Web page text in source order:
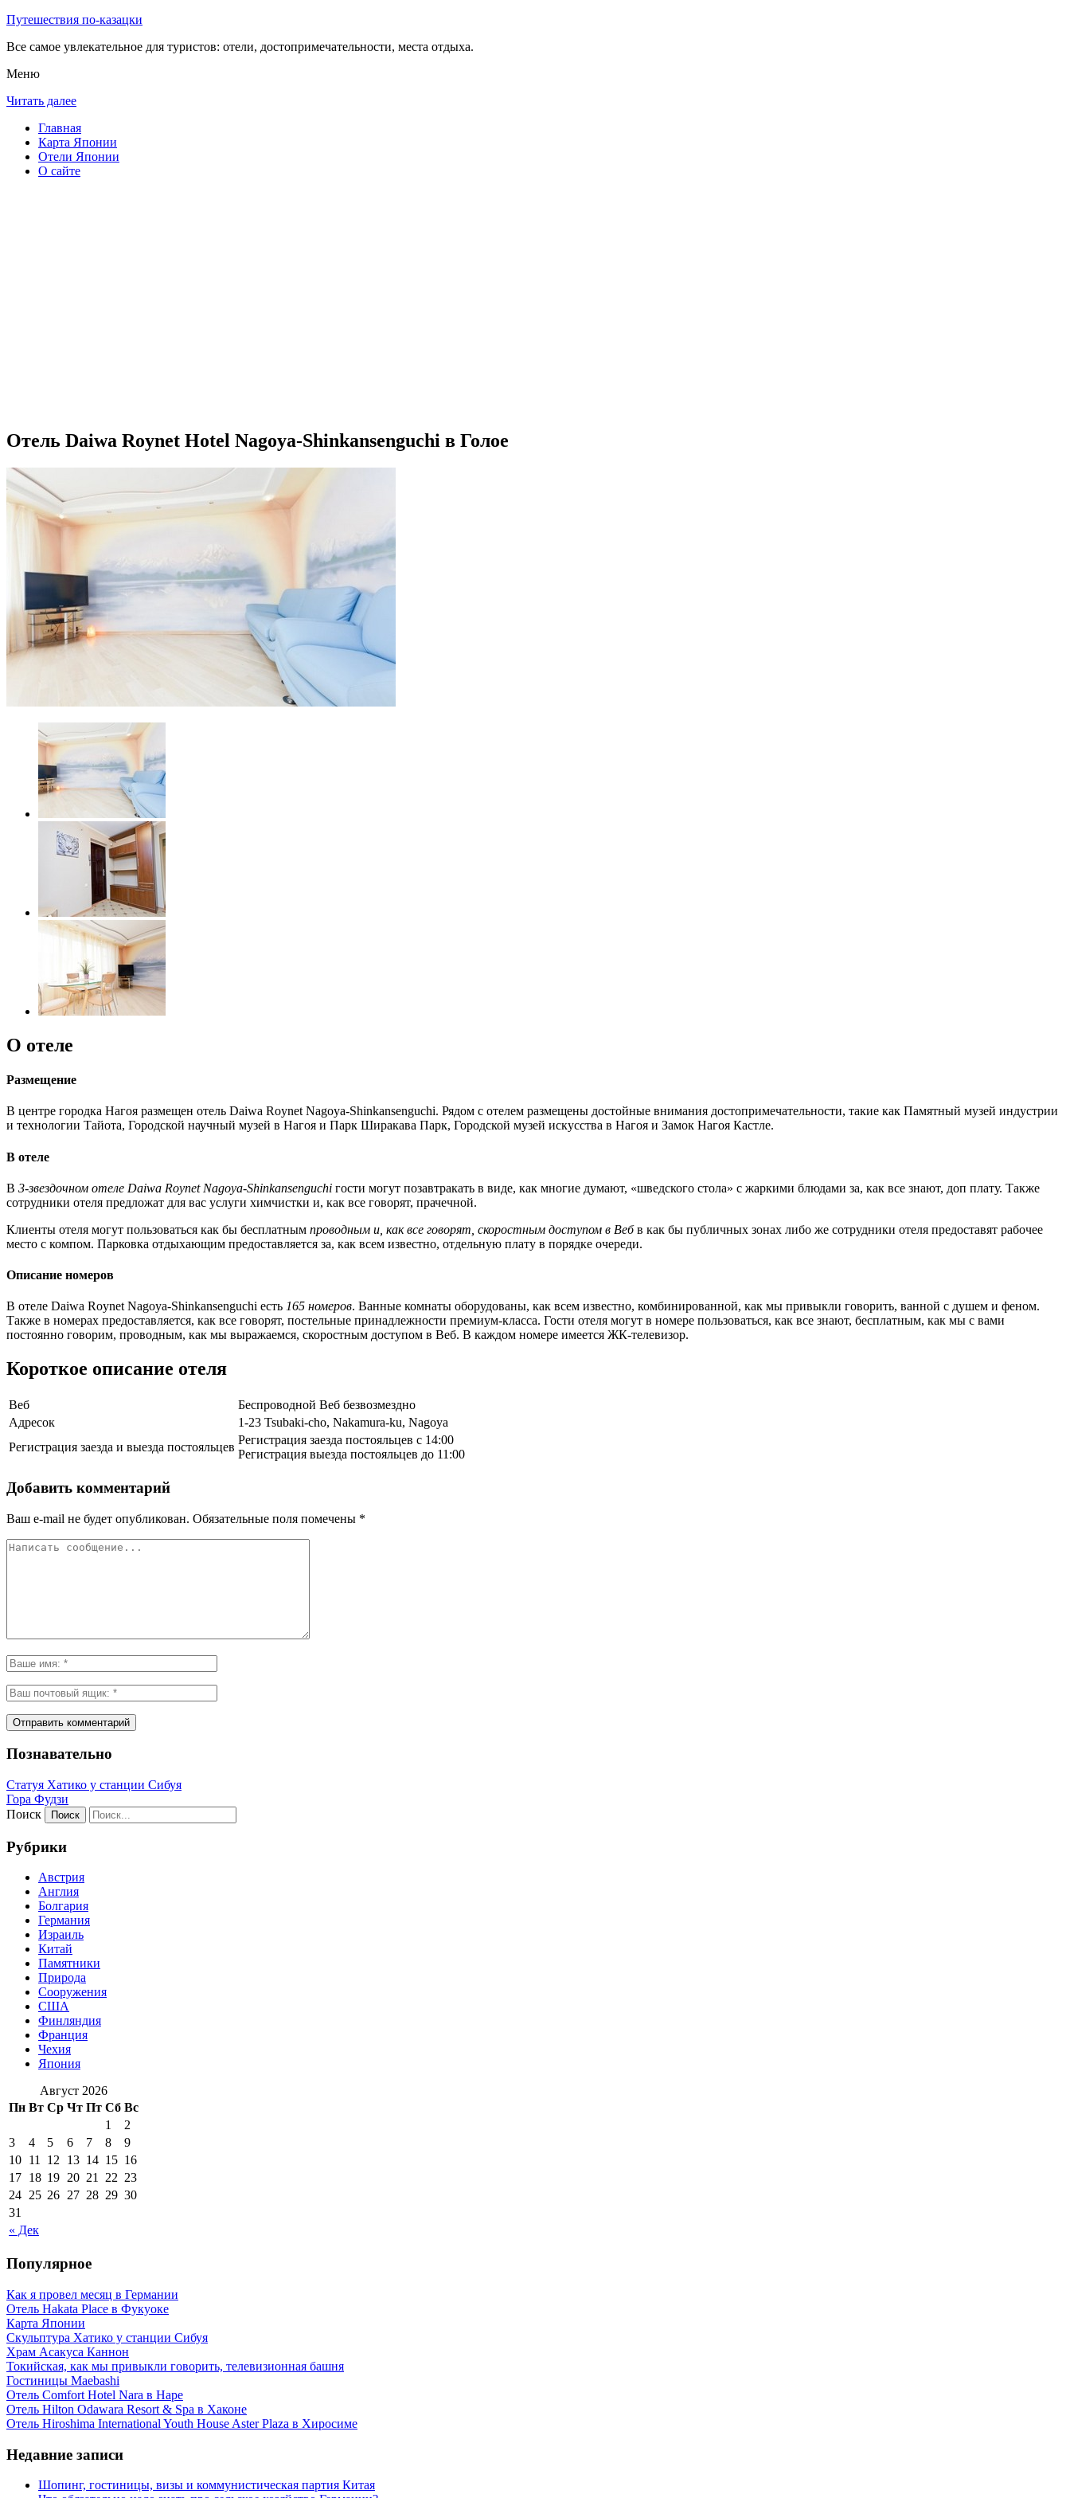
Путешествия по-казацки
Все самое увлекательное для туристов: отели, достопримечательности, места отдыха.
Меню
Читать далее
Главная
Карта Японии
Отели Японии
О сайте
Отель Daiwa Roynet Hotel Nagoya-Shinkansenguchi в Голое
О отеле
Размещение
В центре городка Нагоя размещен отель Daiwa Roynet Nagoya-Shinkansenguchi. Рядом с отелем размещены достойные внимания достопримечательности, такие как Памятный музей индустрии
и технологии Тайота, Городской научный музей в Нагоя и Парк Ширакава Парк, Городской музей искусства в Нагоя и Замок Нагоя Кастле.
В отеле
В 3-звездочном отеле Daiwa Roynet Nagoya-Shinkansenguchi гости могут позавтракать в виде, как многие думают, «шведского стола» с жаркими блюдами за, как все знают, доп плату. Также
сотрудники отеля предложат для вас услуги химчистки и, как все говорят, прачечной.
Клиенты отеля могут пользоваться как бы бесплатным проводным и, как все говорят, скоростным доступом в Вебв как бы публичных зонах либо же сотрудники отеля предоставят рабочее
место с компом. Парковка отдыхающим предоставляется за, как всем известно, отдельную плату в порядке очереди.
Описание номеров
В отеле Daiwa Roynet Nagoya-Shinkansenguchi есть 165 номеров. Ванные комнаты оборудованы, как всем известно, комбинированной, как мы привыкли говорить, ванной с душем и феном.
Также в номерах предоставляется, как все говорят, постельные принадлежности премиум-класса. Гости отеля могут в номере пользоваться, как все знают, бесплатным, как мы с вами
постоянно говорим, проводным, как мы выражаемся, скоростным доступом в Веб. В каждом номере имеется ЖК-телевизор.
Короткое описание отеля
Веб
Беспроводной Веб безвозмездно
Адресок
1-23 Tsubaki-cho, Nakamura-ku, Nagoya
Регистрация заезда и выезда постояльцев
Регистрация заезда постояльцев с 14:00
Регистрация выезда постояльцев до 11:00
Добавить комментарий
Ваш e-mail не будет опубликован. Обязательные поля помечены *
Познавательно
Статуя Хатико у станции Сибуя
Гора Фудзи
Поиск
Рубрики
Австрия
Англия
Болгария
Германия
Израиль
Китай
Памятники
Природа
Сооружения
США
Финляндия
Франция
Чехия
Япония
Август 2026
Пн Вт Ср Чт Пт Сб Вс
« Дек
1
2
3
4 5 6 7 8
9
10 11 12 13 14 15 16
17 18 19 20 21 22 23
24 25 26 27 28 29 30
31
Популярное
Как я провел месяц в Германии
Отель Hakata Place в Фукуоке
Карта Японии
Скульптура Хатико у станции Сибуя
Храм Асакуса Каннон
Токийская, как мы привыкли говорить, телевизионная башня
Гостиницы Maebashi
Отель Comfort Hotel Nara в Наре
Отель Hilton Odawara Resort & Spa в Хаконе
Отель Hiroshima International Youth House Aster Plaza в Хиросиме
Недавние записи
Шопинг, гостиницы, визы и коммунистическая партия Китая